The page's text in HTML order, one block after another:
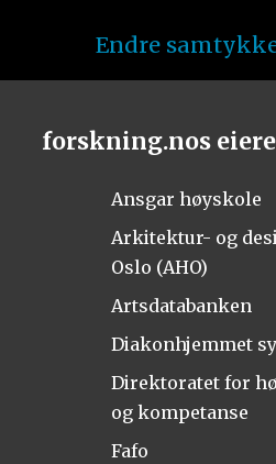
Endre
forskning.nos eiere
Ansgar høyskole
Arkitektur- og
Oslo (AHO)
Artsdatabanken
Diakonhjemmet
Direktoratet for
og kompetanse
Fafo